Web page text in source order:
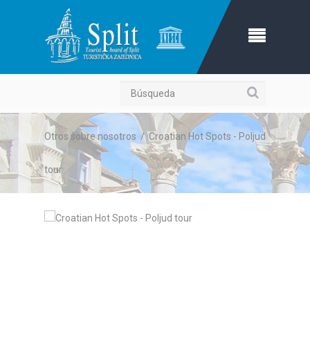
Búsqueda
Otros sobre nosotros /Croatian Hot Spots - Poljud
tour